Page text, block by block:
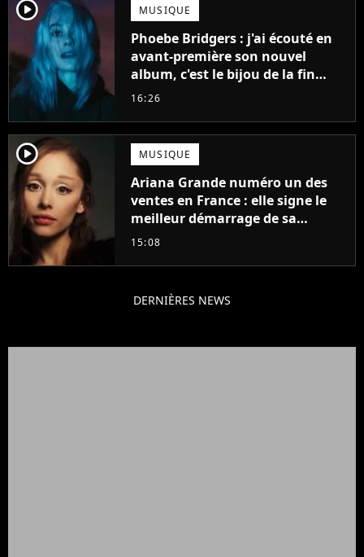
player2 MUSIQUE
Phoebe Bridgers : j'ai écouté en
avant-première son nouvel
album, c'est le bijou de la fin
d'été
16:26
player2 MUSIQUE
Ariana Grande numéro un des
ventes en France : elle signe le
meilleur démarrage de sa
carrière avec son album Petal
15:08
DERNIÈRES NEWS